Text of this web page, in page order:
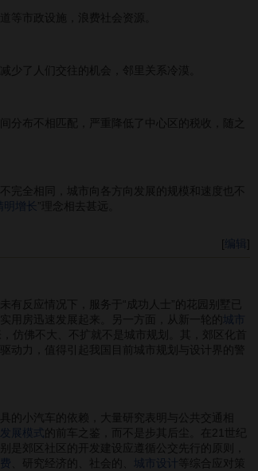
等市政设施，浪费社会资源。
了人们交往的机会，邻里关系冷漠。
布不相匹配，严重降低了中心区的税收，随之
完全相同，城市向各方向发展的规模和速度也不
明增长 ”理念相去甚远。
[编辑
反应情况下，服务于“成功人士”的花园别墅已
实用房迅速发展起来。另一方面，从新一轮的 城市
仿佛不大、不扩就不是城市规划。其，郊区化首
动力，值得引起我国目前城市规划与设计界的警
小汽车的依赖，大量研究表明与公共交通相
发展模式 的前车之鉴，而不是步其后尘。在21世纪
是郊区社区的开发建设应遵循公交先行的原则，
、研究经济的、社会的、 城市设计 等综合应对策